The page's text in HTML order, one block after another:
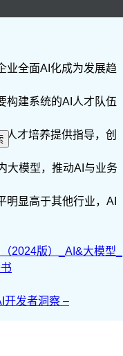
业全面AI化成为发展趋
构建系统的AI人才队伍
人才培养提供指导，创
大模型，推动AI与业务
明显高于其他行业，AI
2024版）_AI&大模型_
开发者洞察 –